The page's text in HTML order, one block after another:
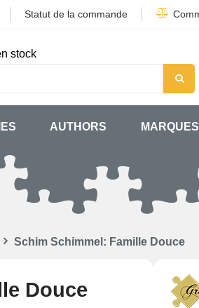
Statut de la commande
stock
AUTHORS MARQUES
Schim Schimmel: Famille Douce
Douce